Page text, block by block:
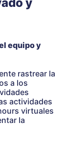
equipo y
rastrear la
a los
actividades
virtuales
la